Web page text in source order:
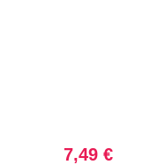
7,49 €